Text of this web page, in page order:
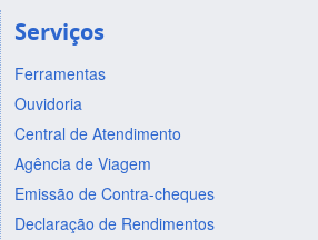
Serviços
Ferramentas
Ouvidoria
Central de Atendimento
Agência de Viagem
Emissão de Contra-cheques
Declaração de Rendimentos